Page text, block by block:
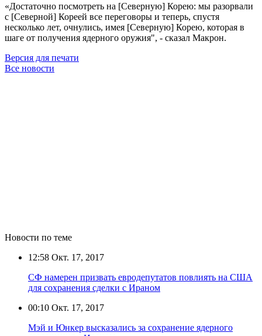
«Достаточно посмотреть на [Северную] Корею: мы разорвали
с [Северной] Кореей все переговоры и теперь, спустя
несколько лет, очнулись, имея [Северную] Корею, которая в
шаге от получения ядерного оружия", - сказал Макрон.
Версия для печати
Все новости
Новости по теме
12:58 Окт. 17, 2017
СФ намерен призвать евродепутатов повлиять на США
для сохранения сделки с Ираном
00:10 Окт. 17, 2017
Мэй и Юнкер высказались за сохранение ядерного